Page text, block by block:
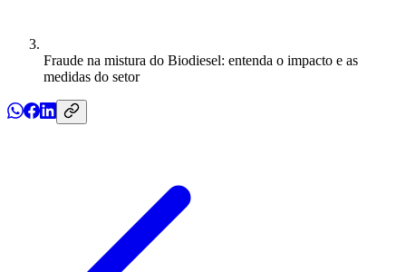
Fraude na mistura do Biodiesel: entenda o impacto e as
medidas do setor